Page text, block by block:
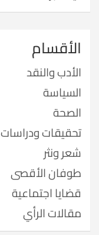
الأقسام
الأدب والنقد
السياسة
الصحة
تحقيقات ودراسات
شعر ونثر
طوفان الأقصى
قضايا اجتماعية
مقالات الرأي